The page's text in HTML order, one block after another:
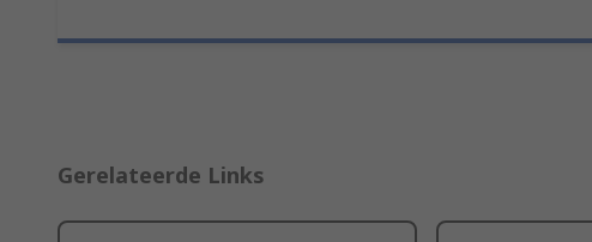
Gerelateerde Links